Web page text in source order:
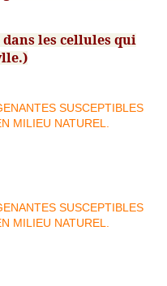
les cellules qui